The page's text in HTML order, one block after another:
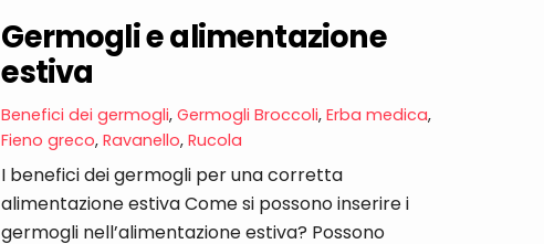
Germogli e alimentazione
estiva
Benefici dei germogli,Germogli Broccoli,Erba medica,
Fieno greco,Ravanello,Rucola
I benefici dei germogli per una corretta
alimentazione estiva Come si possono inserire i
germogli nell’alimentazione estiva? Possono